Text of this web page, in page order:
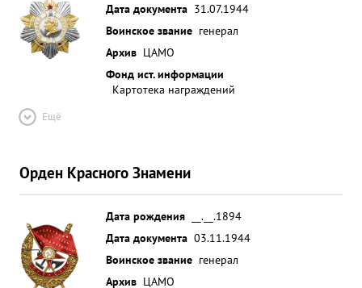
Дата документа 31.07.1944
Воинское звание генерал
Архив ЦАМО
Фонд ист. информации
Картотека награждений
Ещё
Орден Красного Знамени
Дата рождения
__.__.1894
Дата документа 03.11.1944
Воинское звание генерал
Архив ЦАМО